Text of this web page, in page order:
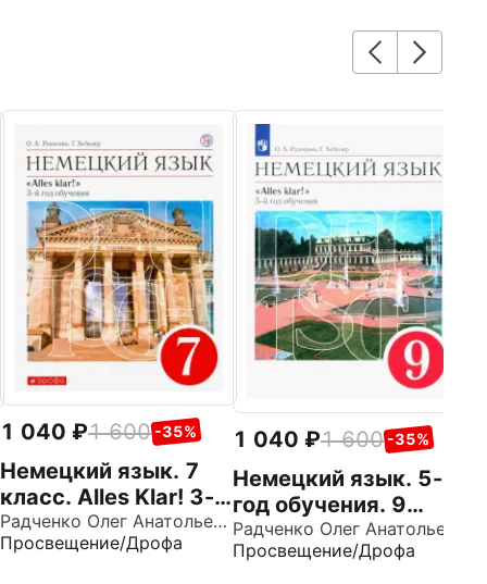
1 040 1 600 -35%
Немецкий язык. 7
класс. Alles Klar! 3-й
год обучения.
Учебник. ФГОС
Радченко Олег Анатольевич
Просвещение/Дрофа
1 040 1 600 -35%
Немецкий язык. 5-й
год обучения. 9
класс. Учебник.
ФГОС
Просвещение/Дрофа